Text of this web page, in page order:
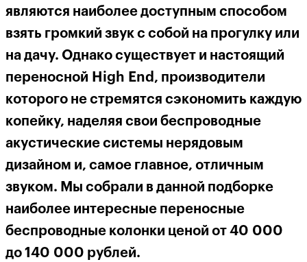
являются наиболее доступным способом
взять громкий звук с собой на прогулку или
на дачу. Однако существует и настоящий
переносной High End, производители
которого не стремятся сэкономить каждую
копейку, наделяя свои беспроводные
акустические системы нерядовым
дизайном и, самое главное, отличным
звуком. Мы собрали в данной подборке
наиболее интересные переносные
беспроводные колонки ценой от 40 000
до 140 000 рублей.